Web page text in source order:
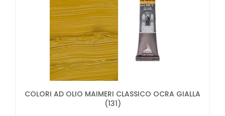
COLORI AD OLIO MAIMERI CLASSICO OCRA GIALLA
(131)